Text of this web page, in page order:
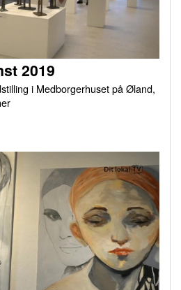
2019
i Medborgerhuset på Øland,